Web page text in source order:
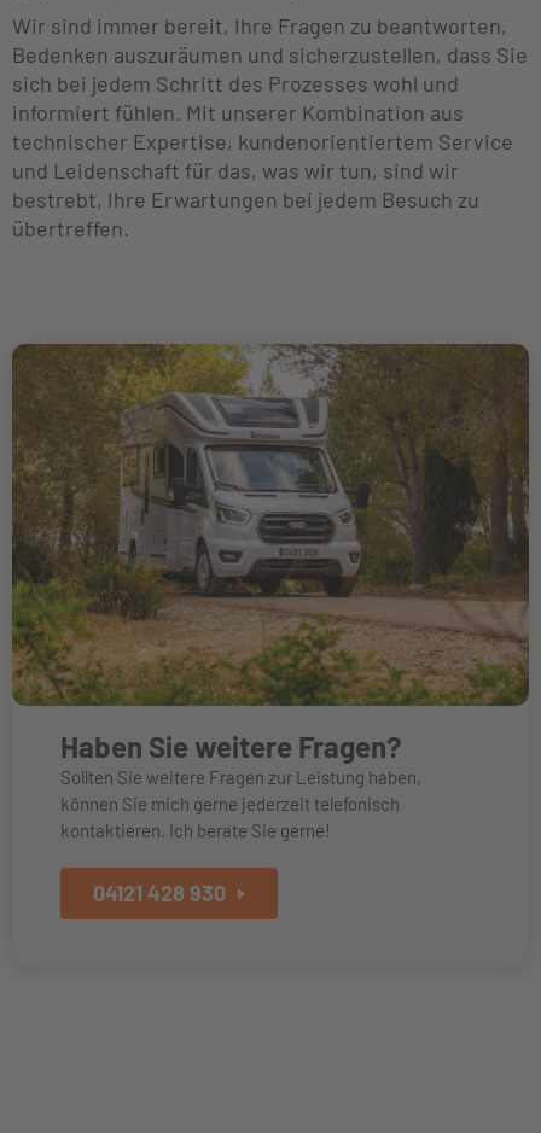
Wir sind immer bereit, Ihre Fragen zu beantworten,
Bedenken auszuräumen und sicherzustellen, dass Sie
sich bei jedem Schritt des Prozesses wohl und
informiert fühlen. Mit unserer Kombination aus
technischer Expertise, kundenorientiertem Service
und Leidenschaft für das, was wir tun, sind wir
bestrebt, Ihre Erwartungen bei jedem Besuch zu
übertreffen.
Haben Sie weitere Fragen?
Sollten Sie weitere Fragen zur Leistung haben,
können Sie mich gerne jederzeit telefonisch
kontaktieren. Ich berate Sie gerne!
04121 428 930